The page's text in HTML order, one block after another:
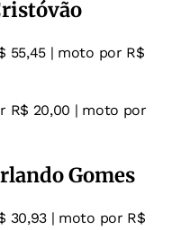
55,45 | moto por R$
R$ 20,00 | moto por
Gomes
30,93 | moto por R$